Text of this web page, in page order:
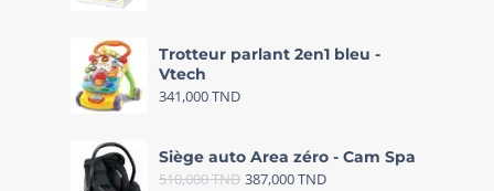
Trotteur parlant 2en1 bleu -
Vtech
341,000TND
Siège auto Area zéro - Cam Spa
510,000TND 387,000TND